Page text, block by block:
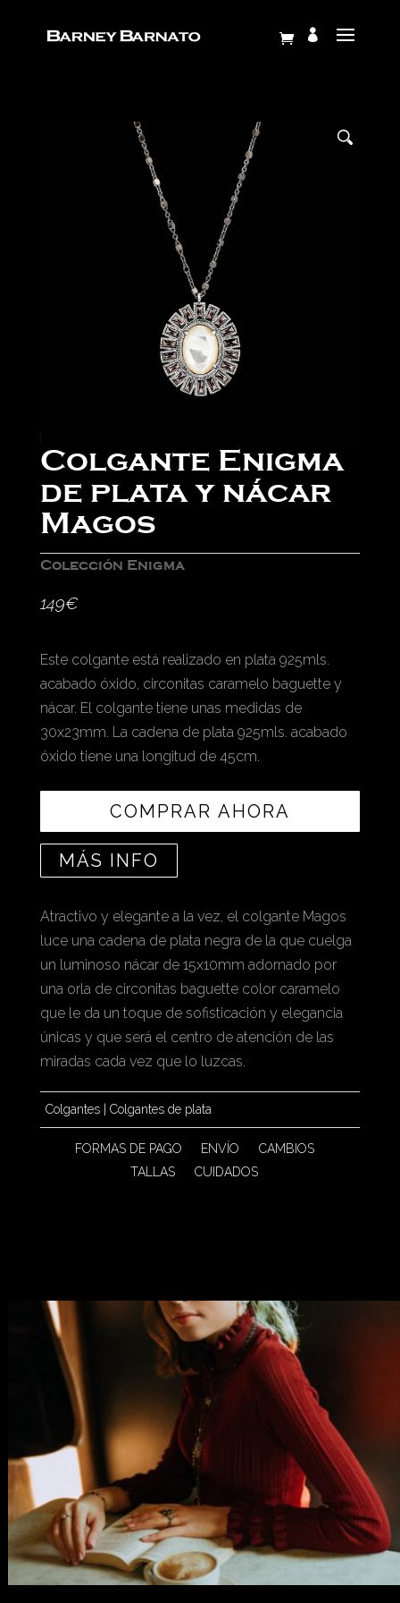
Colgante Enigma
de plata y nácar
Magos
Colección Enigma
149€
Este colgante está realizado en plata 925mls.
acabado óxido, circonitas caramelo baguette y
nácar. El colgante tiene unas medidas de
30x23mm. La cadena de plata 925mls. acabado
óxido tiene una longitud de 45cm.
COMPRAR AHORA
MÁS INFO
Atractivo y elegante a la vez, el colgante Magos
luce una cadena de plata negra de la que cuelga
un luminoso nácar de 15x10mm adornado por
una orla de circonitas baguette color caramelo
que le da un toque de sofisticación y elegancia
únicas y que será el centro de atención de las
miradas cada vez que lo luzcas.
Colgantes| Colgantes de plata
FORMAS DE PAGO ENVÍO
CAMBIOS
TALLAS
CUIDADOS